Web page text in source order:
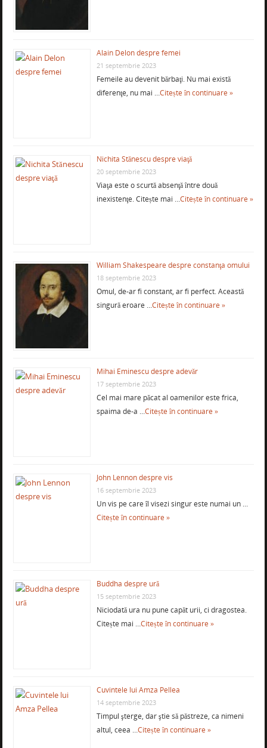
Alain Delon despre femei
21 septembrie 2023
Femeile au devenit bărbaţi. Nu mai există
diferenţe, nu mai …Citește în continuare »
Nichita Stănescu despre viaţă
20 septembrie 2023
Viaţa este o scurtă absenţă între două
inexistenţe. Citește mai …Citește în continuare »
William Shakespeare despre constanţa omului
18 septembrie 2023
Omul, de-ar fi constant, ar fi perfect. Această
singură eroare …Citește în continuare »
Mihai Eminescu despre adevăr
17 septembrie 2023
Cel mai mare păcat al oamenilor este frica,
spaima de-a …Citește în continuare »
John Lennon despre vis
16 septembrie 2023
Un vis pe care îl visezi singur este numai un …
Citește în continuare »
Buddha despre ură
15 septembrie 2023
Niciodată ura nu pune capăt urii, ci dragostea.
Citește mai …Citește în continuare »
Cuvintele lui Amza Pellea
14 septembrie 2023
Timpul şterge, dar ştie să păstreze, ca nimeni
altul, ceea …Citește în continuare »